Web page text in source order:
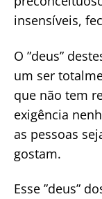
insensíveis,
O ”deus”
um ser
que não tem
exigência
as pessoas
gostam.
Esse ”deus”